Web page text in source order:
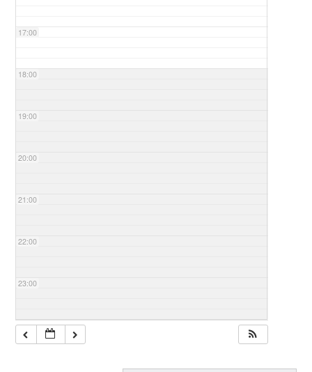
17:00
18:00
19:00
20:00
21:00
22:00
23:00